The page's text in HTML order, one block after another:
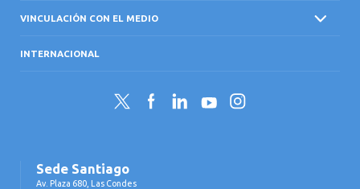
VINCULACIÓN CON EL MEDIO
INTERNACIONAL
Twitter FacebookLinkedInYouTubeInstagram
Sede Santiago
Av. Plaza 680, Las Condes